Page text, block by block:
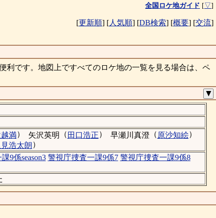
全国ロケ地ガイド [▽]
[更新順] [人気順] [DB検索] [概要] [交流]
利です。地図上ですべてのロケ地の一覧を見る場合は、ペ
▼
満） 矢沢英明 （ 田口浩正） 早瀬川真澄 （ 原沙知絵）
浩太朗）
9係season3 警視庁捜査一課9係7 警視庁捜査一課9係8